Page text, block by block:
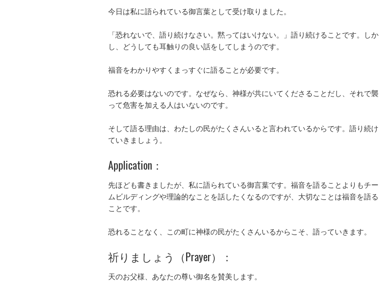
今日は私に語られている御言葉として受け取りました。
「恐れないで、語り続けなさい。黙ってはいけない。」語り続けることです。しか
し、どうしても耳触りの良い話をしてしまうのです。
福音をわかりやすくまっすぐに語ることが必要です。
恐れる必要はないのです。なぜなら、神様が共にいてくださることだし、それで襲
って危害を加える人はいないのです。
そして語る理由は、わたしの民がたくさんいると言われているからです。語り続け
ていきましょう。
Application：
先ほども書きましたが、私に語られている御言葉です。福音を語ることよりもチー
ムビルディングや理論的なことを話したくなるのですが、大切なことは福音を語る
ことです。
恐れることなく、この町に神様の民がたくさんいるからこそ、語っていきます。
祈りましょう（Prayer）：
天のお父様、あなたの尊い御名を賛美します。